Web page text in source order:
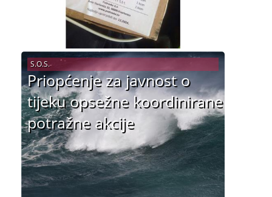
Priopćenje za javnost o
tijeku opsežne koordinirane
potražne akcije
S.O.S.